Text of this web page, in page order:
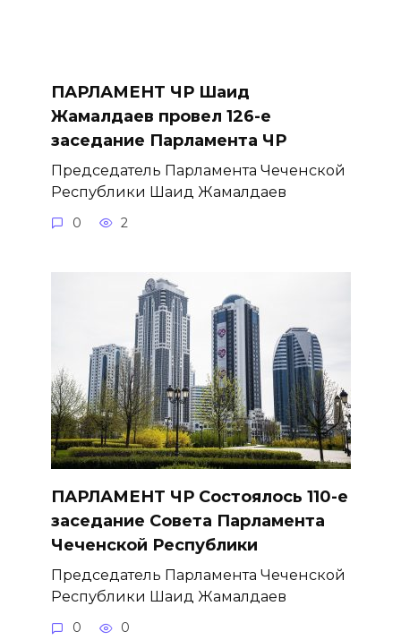
ПАРЛАМЕНТ ЧР Шаид
Жамалдаев провел 126-е
заседание Парламента ЧР
Председатель Парламента Чеченской
Республики Шаид Жамалдаев
0 2
ПАРЛАМЕНТ ЧР Состоялось 110-е
заседание Совета Парламента
Чеченской Республики
Председатель Парламента Чеченской
Республики Шаид Жамалдаев
0 0